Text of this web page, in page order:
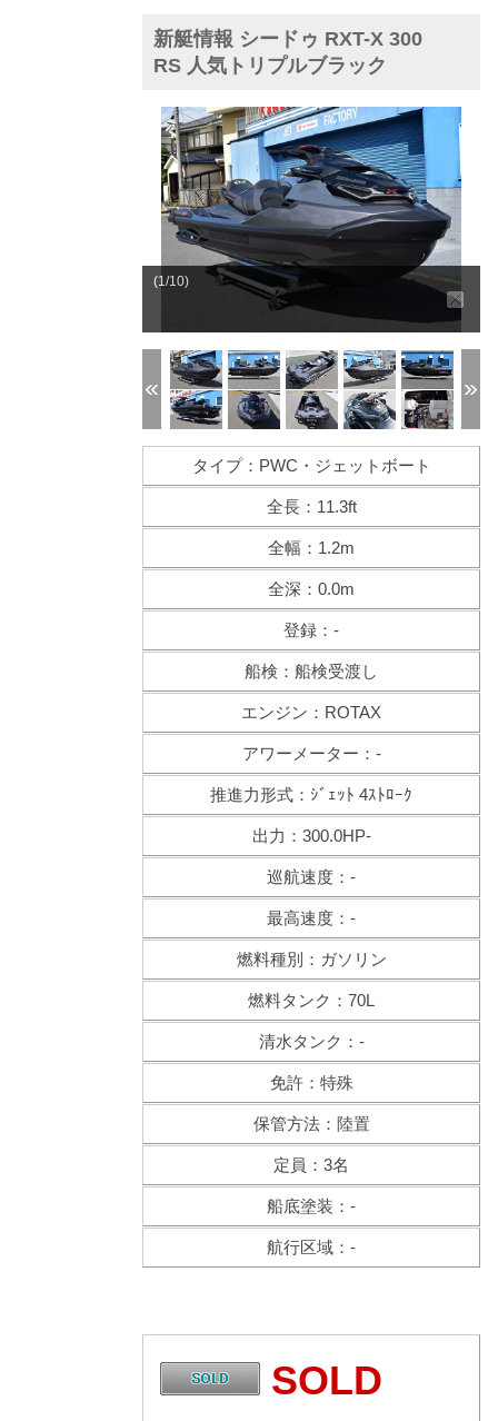
新艇情報 シードゥ RXT-X 300
RS 人気トリプルブラック
(1/10)
タイプ：PWC・ジェットボート
全長：11.3ft
全幅：1.2m
全深：0.0m
登録：-
船検：船検受渡し
エンジン：ROTAX
アワーメーター：-
推進力形式：ｼﾞｪｯﾄ 4ｽﾄﾛｰｸ
出力：300.0HP-
巡航速度：-
最高速度：-
燃料種別：ガソリン
燃料タンク：70L
清水タンク：-
免許：特殊
保管方法：陸置
定員：3名
船底塗装：-
航行区域：-
SOLD